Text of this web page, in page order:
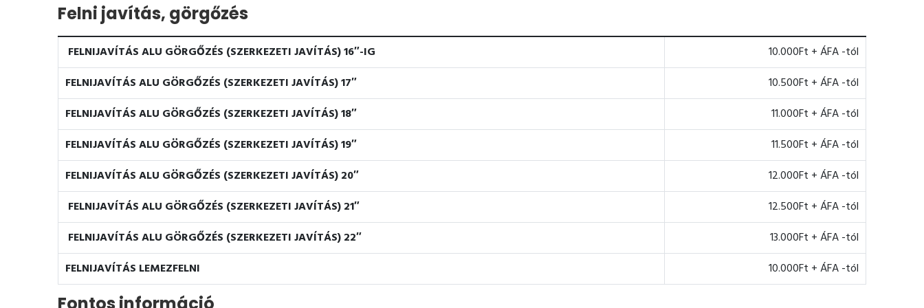
Felni javítás, görgőzés
FELNIJAVÍTÁS ALU GÖRGŐZÉS (SZERKEZETI JAVÍTÁS) 16″-IG
10.000Ft + ÁFA -tól
FELNIJAVÍTÁS ALU GÖRGŐZÉS (SZERKEZETI JAVÍTÁS) 17″
10.500Ft + ÁFA -tól
FELNIJAVÍTÁS ALU GÖRGŐZÉS (SZERKEZETI JAVÍTÁS) 18″
11.000Ft + ÁFA -tól
FELNIJAVÍTÁS ALU GÖRGŐZÉS (SZERKEZETI JAVÍTÁS) 19″
11.500Ft + ÁFA -tól
FELNIJAVÍTÁS ALU GÖRGŐZÉS (SZERKEZETI JAVÍTÁS) 20″
12.000Ft + ÁFA -tól
FELNIJAVÍTÁS ALU GÖRGŐZÉS (SZERKEZETI JAVÍTÁS) 21″
12.500Ft + ÁFA -tól
FELNIJAVÍTÁS ALU GÖRGŐZÉS (SZERKEZETI JAVÍTÁS) 22″
13.000Ft + ÁFA -tól
FELNIJAVÍTÁS LEMEZFELNI
10.000Ft + ÁFA -tól